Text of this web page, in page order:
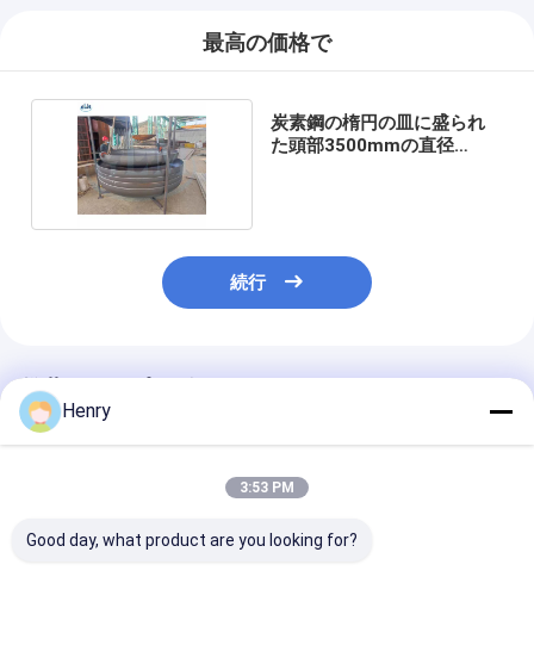
最高の価格で
炭素鋼の楕円の皿に盛られ
た頭部3500mmの直径
続行
推薦されたプロダクト
Henry
3:53 PM
Good day, what product are you looking for?